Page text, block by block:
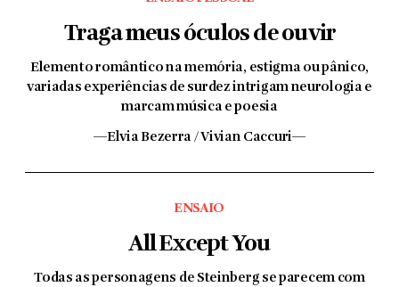
Traga meus óculos de ouvir
Elemento romântico na memória, estigma ou pânico,
variadas experiências de surdez intrigam neurologia e
marcam música e poesia
—Elvia Bezerra / Vivian Caccuri—
ENSAIO
All Except You
Todas as personagens de Steinberg se parecem com